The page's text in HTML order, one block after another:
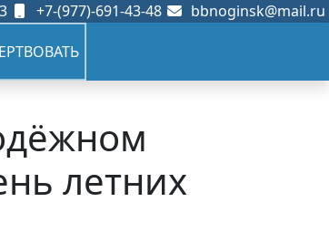
+7-(977)-691-43-48 bbnoginsk@mail.ru
летних